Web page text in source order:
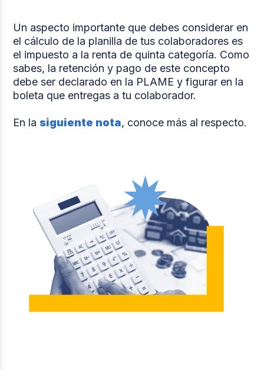
Un aspecto importante que debes considerar en
el cálculo de la planilla de tus colaboradores es
el impuesto a la renta de quinta categoría. Como
sabes, la retención y pago de este concepto
debe ser declarado en la PLAME y figurar en la
boleta que entregas a tu colaborador.
En la siguiente nota, conoce más al respecto.